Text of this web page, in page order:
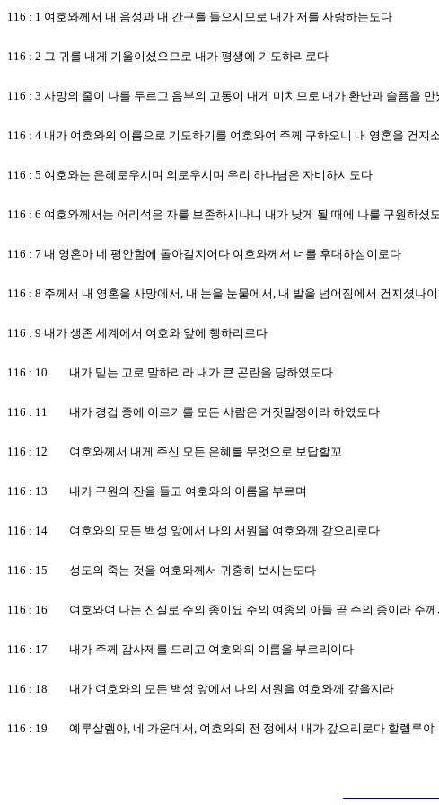
116 : 1 여호와께서 내 음성과 내 간구를 들으시므로 내가 저를 사랑하는도다
116 : 2 그 귀를 내게 기울이셨으므로 내가 평생에 기도하리로다
116 : 3 사망의 줄이 나를 두르고 음부의 고통이 내게 미치므로 내가 환난과 슬픔을 만
116 : 4 내가 여호와의 이름으로 기도하기를 여호와여 주께 구하오니 내 영혼을 건지
116 : 5 여호와는 은혜로우시며 의로우시며 우리 하나님은 자비하시도다
116 : 6 여호와께서는 어리석은 자를 보존하시나니 내가 낮게 될 때에 나를 구원하셨
116 : 7 내 영혼아 네 평안함에 돌아갈지어다 여호와께서 너를 후대하심이로다
116 : 8 주께서 내 영혼을 사망에서, 내 눈을 눈물에서, 내 발을 넘어짐에서 건지셨나
116 : 9 내가 생존 세계에서 여호와 앞에 행하리로다
116 : 10 내가 믿는 고로 말하리라 내가 큰 곤란을 당하였도다
116 : 11 내가 경겁 중에 이르기를 모든 사람은 거짓말쟁이라 하였도다
116 : 12 여호와께서 내게 주신 모든 은혜를 무엇으로 보답할꼬
116 : 13 내가 구원의 잔을 들고 여호와의 이름을 부르며
116 : 14 여호와의 모든 백성 앞에서 나의 서원을 여호와께 갚으리로다
116 : 15 성도의 죽는 것을 여호와께서 귀중히 보시는도다
116 : 16 여호와여 나는 진실로 주의 종이요 주의 여종의 아들 곧 주의 종이라 주께
116 : 17 내가 주께 감사제를 드리고 여호와의 이름을 부르리이다
116 : 18 내가 여호와의 모든 백성 앞에서 나의 서원을 여호와께 갚을지라
116 : 19 예루살렘아, 네 가운데서, 여호와의 전 정에서 내가 갚으리로다 할렐루야